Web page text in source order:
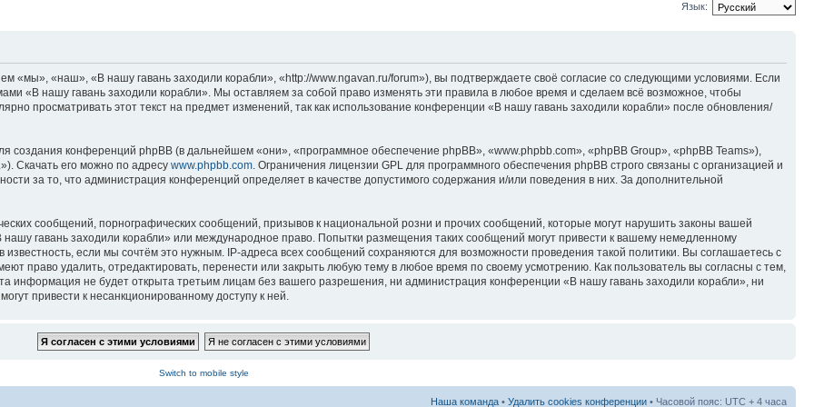
Язык:
«мы», «наш», «В нашу гавань заходили корабли», «http://www.ngavan.ru/forum»), вы подтверждаете своё согласие со следующими условиями. Если
«В нашу гавань заходили корабли». Мы оставляем за собой право изменять эти правила в любое время и сделаем всё возможное, чтобы
просматривать этот текст на предмет изменений, так как использование конференции «В нашу гавань заходили корабли» после обновления/
конференций phpBB (в дальнейшем «они», «программное обеспечение phpBB», «www.phpbb.com», «phpBB Group», «phpBB Teams»),
Скачать его можно по адресу www.phpbb.com . Ограничения лицензии GPL для программного обеспечения phpBB строго связаны с организацией и
за то, что администрация конференций определяет в качестве допустимого содержания и/или поведения в них. За дополнительной
сообщений, порнографических сообщений, призывов к национальной розни и прочих сообщений, которые могут нарушить законы вашей
гавань заходили корабли» или международное право. Попытки размещения таких сообщений могут привести к вашему немедленному
если мы сочтём это нужным. IP-адреса всех сообщений сохраняются для возможности проведения такой политики. Вы соглашаетесь с
право удалить, отредактировать, перенести или закрыть любую тему в любое время по своему усмотрению. Как пользователь вы согласны с тем,
информация не будет открыта третьим лицам без вашего разрешения, ни администрация конференции «В нашу гавань заходили корабли», ни
привести к несанкционированному доступу к ней.
Switch to mobile style
Наша команда • Удалить cookies конференции • Часовой пояс: UTC + 4 часа